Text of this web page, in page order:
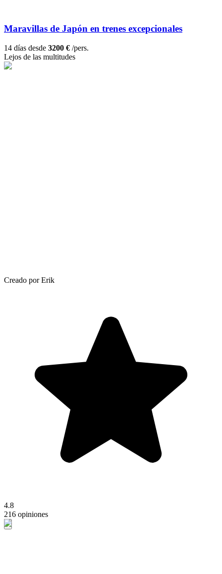
Maravillas de Japón en trenes excepcionales
14 días desde 3200 € /pers.
Lejos de las multitudes
Creado por Erik
4.8
216 opiniones